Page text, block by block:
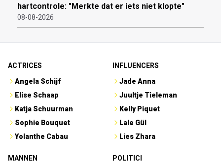
hartcontrole: "Merkte dat er iets niet klopte"
08-08-2026
ACTRICES
Angela Schijf
Elise Schaap
Katja Schuurman
Sophie Bouquet
Yolanthe Cabau
INFLUENCERS
Jade Anna
Juultje Tieleman
Kelly Piquet
Lale Gül
Lies Zhara
MANNEN
POLITICI